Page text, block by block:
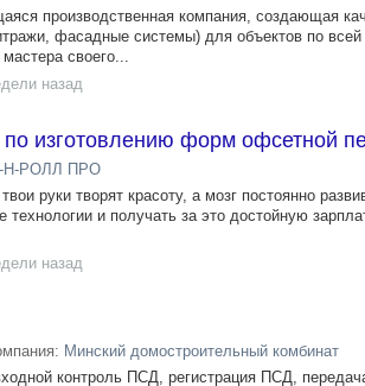
производственная компания, создающая
фасадные системы) для объектов по
своего...
назад
по изготовлению форм офсетной
Н-РОЛЛ ПРО
руки творят красоту, а мозг постоянно
и получать за это достойную
назад
Минский домостроительный комбинат
контроль ПСД, регистрация ПСД,